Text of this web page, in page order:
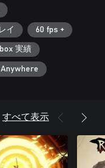
利なものばかりだ。
たちの失敗から学ぼ
が与えられる。試練
歩ずつ近づけてくれ
イ 60 fps +
実績
すべて表示